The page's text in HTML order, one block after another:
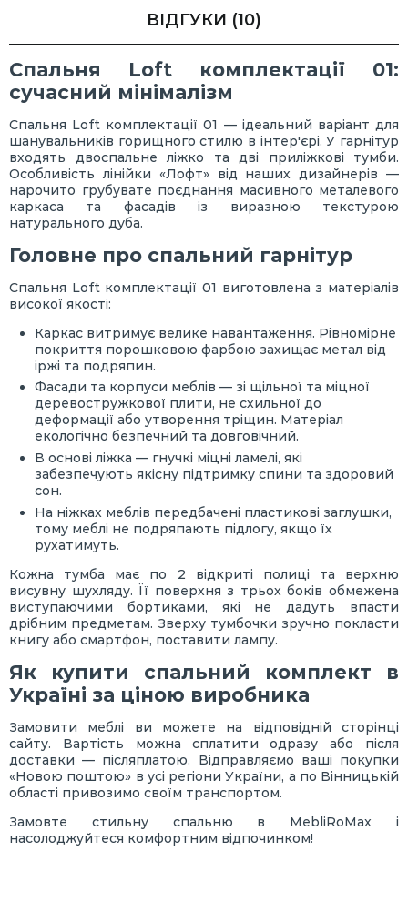
ВІДГУКИ (10)
Спальня Loft комплектації 01:
сучасний мінімалізм
Спальня Loft комплектації 01 — ідеальний варіант для
шанувальників горищного стилю в інтер'єрі. У гарнітур
входять двоспальне ліжко та дві приліжкові тумби.
Особливість лінійки «Лофт» від наших дизайнерів —
нарочито грубувате поєднання масивного металевого
каркаса та фасадів із виразною текстурою
натурального дуба.
Головне про спальний гарнітур
Спальня Loft комплектації 01 виготовлена з матеріалів
високої якості:
Каркас витримує велике навантаження. Рівномірне
покриття порошковою фарбою захищає метал від
іржі та подряпин.
Фасади та корпуси меблів — зі щільної та міцної
деревостружкової плити, не схильної до
деформації або утворення тріщин. Матеріал
екологічно безпечний та довговічний.
В основі ліжка — гнучкі міцні ламелі, які
забезпечують якісну підтримку спини та здоровий
сон.
На ніжках меблів передбачені пластикові заглушки,
тому меблі не подряпають підлогу, якщо їх
рухатимуть.
Кожна тумба має по 2 відкриті полиці та верхню
висувну шухляду. Її поверхня з трьох боків обмежена
виступаючими бортиками, які не дадуть впасти
дрібним предметам. Зверху тумбочки зручно покласти
книгу або смартфон, поставити лампу.
Як купити спальний комплект в
Україні за ціною виробника
Замовити меблі ви можете на відповідній сторінці
сайту. Вартість можна сплатити одразу або після
доставки — післяплатою. Відправляємо ваші покупки
«Новою поштою» в усі регіони України, а по Вінницькій
області привозимо своїм транспортом.
Замовте стильну спальню в MebliRoMax і
насолоджуйтеся комфортним відпочинком!